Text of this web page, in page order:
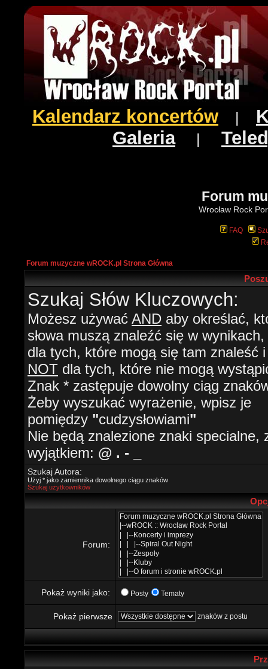
Kalendarz koncertów
Galeria|
Forum
Wrocław Rock
FAQ
Forum muzyczne wROCK.pl Strona Główna
Szukaj Słów Kluczowych:
Możesz używać AND aby określać,
słowa muszą znaleźć się w wynikach,
dla tych, które mogą się tam znaleść i
NOT dla tych, które nie mogą
Znak * zastępuje dowolny ciąg
Żeby wyszukać wyrażenie, wpisz je
pomiędzy "cudzysłowiami"
Nie będą znalezione znaki specialne,
wyjątkiem: @ . - _
Szukaj Autora:
Użyj * jako zamiennika dowolnego ciągu znaków
Szukaj użytkowników
Forum:
Pokaż wyniki jako: Posty Tematy
Pokaż pierwsze znaków z postu